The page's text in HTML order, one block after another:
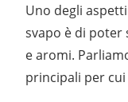
Uno degli
svapo è di poter
e aromi.
principali per